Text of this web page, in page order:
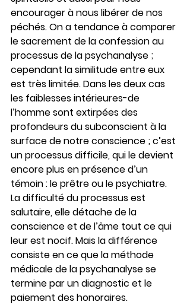
encourager à nous libérer de nos
péchés. On a tendance à comparer
le sacrement de la confession au
processus de la psychanalyse ;
cependant la similitude entre eux
est très limitée. Dans les deux cas
les faiblesses intérieures-de
l’homme sont extirpées des
profondeurs du subconscient à la
surface de notre conscience ; c’est
un processus difficile, qui le devient
encore plus en présence d’un
témoin : le prêtre ou le psychiatre.
La difficulté du processus est
salutaire, elle détache de la
conscience et de l’âme tout ce qui
leur est nocif. Mais la différence
consiste en ce que la méthode
médicale de la psychanalyse se
termine par un diagnostic et le
paiement des honoraires.